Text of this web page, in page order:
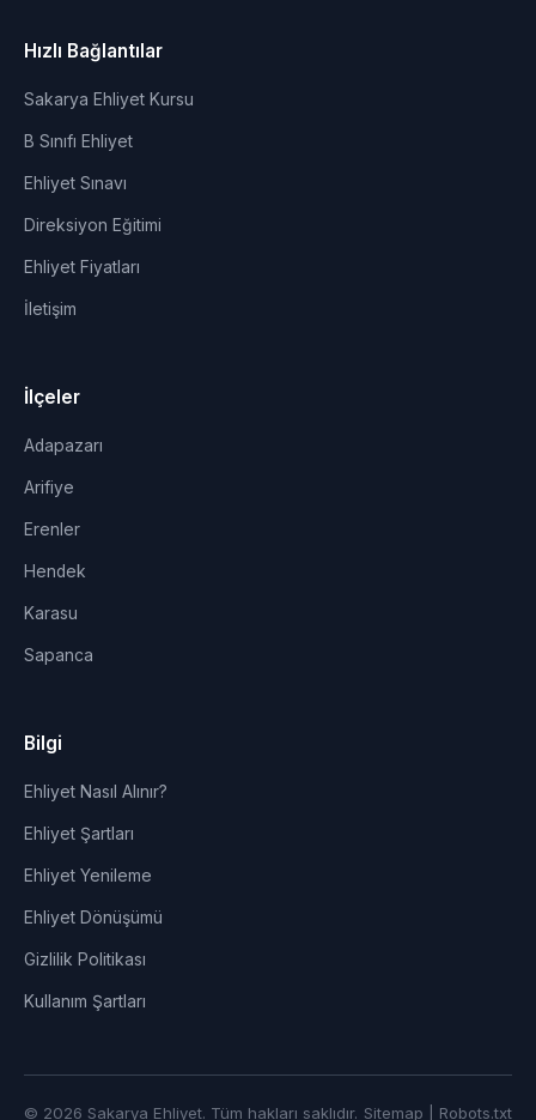
Hızlı Bağlantılar
Sakarya Ehliyet Kursu
B Sınıfı Ehliyet
Ehliyet Sınavı
Direksiyon Eğitimi
Ehliyet Fiyatları
İletişim
İlçeler
Adapazarı
Arifiye
Erenler
Hendek
Karasu
Sapanca
Bilgi
Ehliyet Nasıl Alınır?
Ehliyet Şartları
Ehliyet Yenileme
Ehliyet Dönüşümü
Gizlilik Politikası
Kullanım Şartları
© 2026 Sakarya Ehliyet. Tüm hakları saklıdır. Sitemap Robots.txt